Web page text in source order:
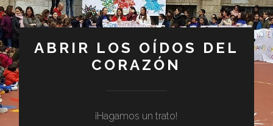
ABRIR LOS OÍDOS DEL
CORAZÓN
¡Hagamos un trato!